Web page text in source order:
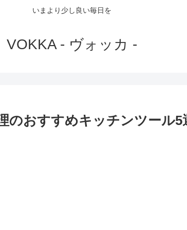
いまより少し良い毎日を
VOKKA - ヴォッカ -
のおすすめキッチンツール5